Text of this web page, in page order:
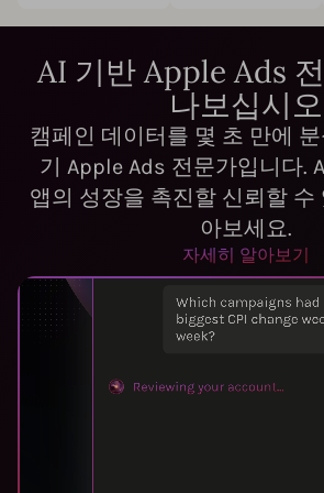
AI 기반 Apple Ads
나보십시오
캠페인 데이터를 몇 초 만에
기 Apple Ads 전문가입니다.
앱의 성장을 촉진할 신뢰할 수
아보세요.
자세히 알아보기